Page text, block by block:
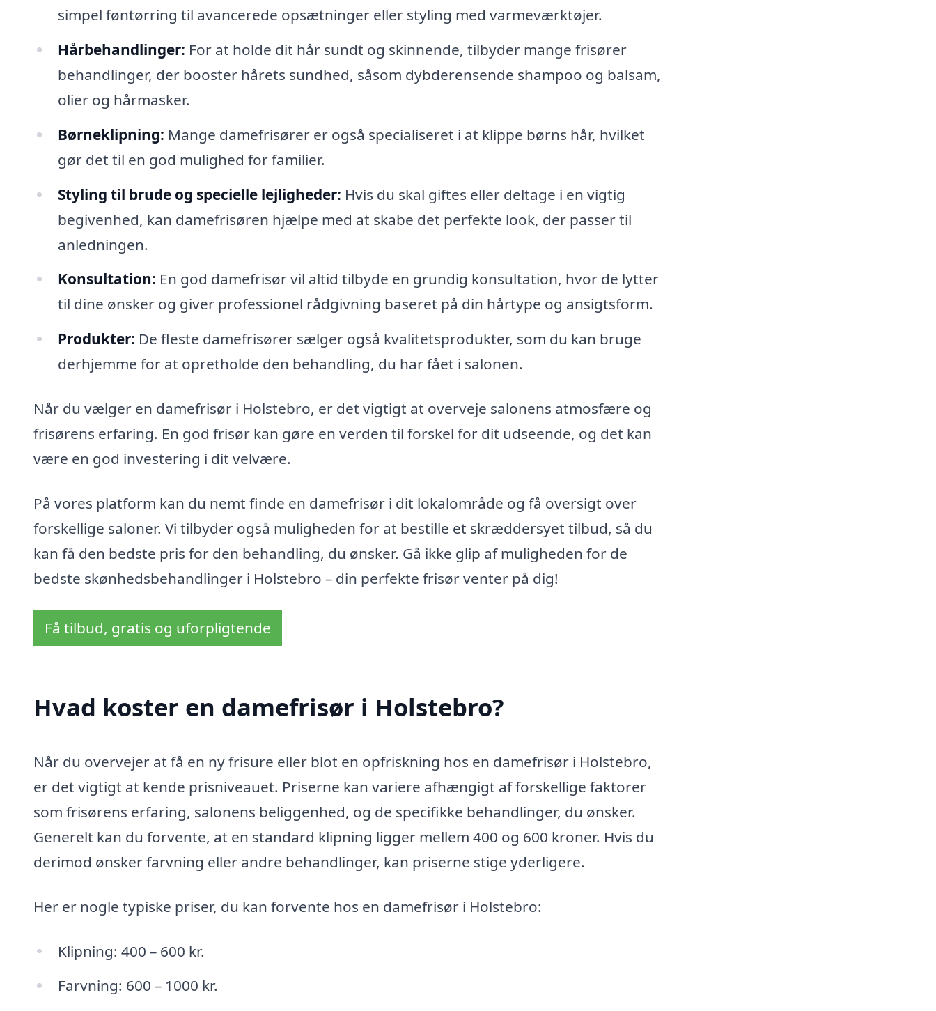
simpel føntørring til avancerede opsætninger eller styling med varmeværktøjer.
Hårbehandlinger: For at holde dit hår sundt og skinnende, tilbyder mange frisører
behandlinger, der booster hårets sundhed, såsom dybderensende shampoo og balsam,
olier og hårmasker.
Børneklipning: Mange damefrisører er også specialiseret i at klippe børns hår, hvilket
gør det til en god mulighed for familier.
Styling til brude og specielle lejligheder: Hvis du skal giftes eller deltage i en vigtig
begivenhed, kan damefrisøren hjælpe med at skabe det perfekte look, der passer til
anledningen.
Konsultation: En god damefrisør vil altid tilbyde en grundig konsultation, hvor de lytter
til dine ønsker og giver professionel rådgivning baseret på din hårtype og ansigtsform.
Produkter: De fleste damefrisører sælger også kvalitetsprodukter, som du kan bruge
derhjemme for at opretholde den behandling, du har fået i salonen.
Når du vælger en damefrisør i Holstebro, er det vigtigt at overveje salonens atmosfære og
frisørens erfaring. En god frisør kan gøre en verden til forskel for dit udseende, og det kan
være en god investering i dit velvære.
På vores platform kan du nemt finde en damefrisør i dit lokalområde og få oversigt over
forskellige saloner. Vi tilbyder også muligheden for at bestille et skræddersyet tilbud, så du
kan få den bedste pris for den behandling, du ønsker. Gå ikke glip af muligheden for de
bedste skønhedsbehandlinger i Holstebro – din perfekte frisør venter på dig!
Få tilbud, gratis og uforpligtende
Hvad koster en damefrisør i Holstebro?
Når du overvejer at få en ny frisure eller blot en opfriskning hos en damefrisør i Holstebro,
er det vigtigt at kende prisniveauet. Priserne kan variere afhængigt af forskellige faktorer
som frisørens erfaring, salonens beliggenhed, og de specifikke behandlinger, du ønsker.
Generelt kan du forvente, at en standard klipning ligger mellem 400 og 600 kroner. Hvis du
derimod ønsker farvning eller andre behandlinger, kan priserne stige yderligere.
Her er nogle typiske priser, du kan forvente hos en damefrisør i Holstebro:
Klipning: 400 – 600 kr.
Farvning: 600 – 1000 kr.